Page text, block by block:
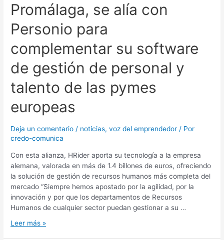
Promálaga, se alía con
Personio para
complementar su software
de gestión de personal y
talento de las pymes
europeas
Deja un comentario / noticias,voz del emprendedor / Por
credo-comunica
Con esta alianza, HRider aporta su tecnología a la empresa
alemana, valorada en más de 1.4 billones de euros, ofreciendo
la solución de gestión de recursos humanos más completa del
mercado “Siempre hemos apostado por la agilidad, por la
innovación y por que los departamentos de Recursos
Humanos de cualquier sector puedan gestionar a su …
Leer más »